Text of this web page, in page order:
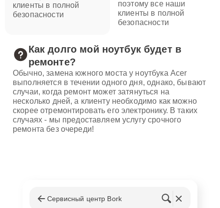
клиенты в полной
безопасности
поэтому все наши
клиенты в полной
безопасности
Как долго мой ноутбук будет в
ремонте?
Обычно, замена южного моста у ноутбука Acer
выполняется в течении одного дня, однако, бывают
случаи, когда ремонт может затянуться на
несколько дней, а клиенту необходимо как можно
скорее отремонтировать его электронику. В таких
случаях - мы предоставляем услугу срочного
ремонта без очереди!
Сервисный центр Bork